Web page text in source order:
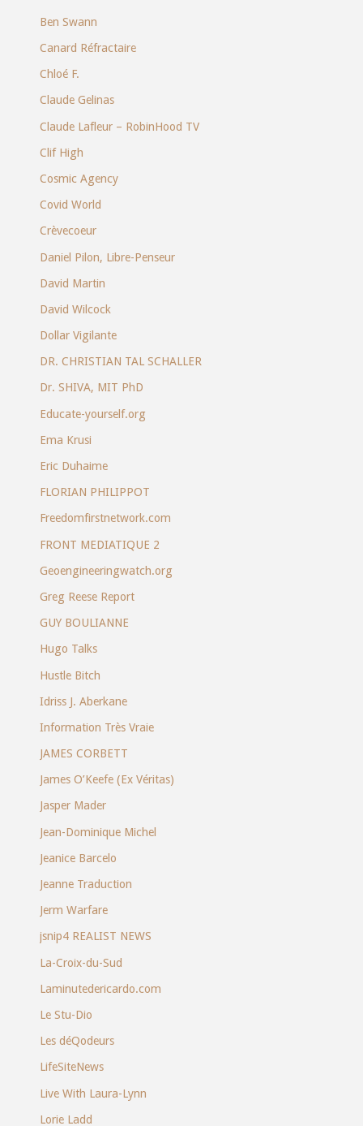
Ben Swann
Canard Réfractaire
Chloé F.
Claude Gelinas
Claude Lafleur – RobinHood TV
Clif High
Cosmic Agency
Covid World
Crèvecoeur
Daniel Pilon, Libre-Penseur
David Martin
David Wilcock
Dollar Vigilante
DR. CHRISTIAN TAL SCHALLER
Dr. SHIVA, MIT PhD
Educate-yourself.org
Ema Krusi
Eric Duhaime
FLORIAN PHILIPPOT
Freedomfirstnetwork.com
FRONT MEDIATIQUE 2
Geoengineeringwatch.org
Greg Reese Report
GUY BOULIANNE
Hugo Talks
Hustle Bitch
Idriss J. Aberkane
Information Très Vraie
JAMES CORBETT
James O’Keefe (Ex Véritas)
Jasper Mader
Jean-Dominique Michel
Jeanice Barcelo
Jeanne Traduction
Jerm Warfare
jsnip4 REALIST NEWS
La-Croix-du-Sud
Laminutedericardo.com
Le Stu-Dio
Les déQodeurs
LifeSiteNews
Live With Laura-Lynn
Lorie Ladd